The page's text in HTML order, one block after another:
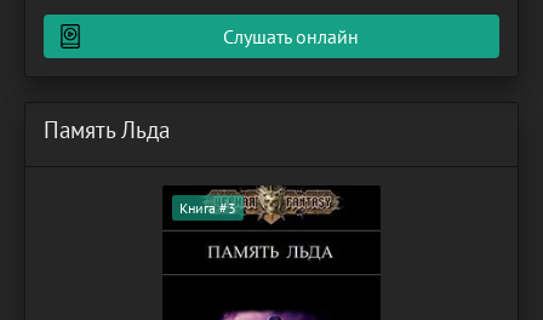
ожиданий. Всё изменилось с появлением в соседнем
Слушать онлайн
Память Льда
Книга #3